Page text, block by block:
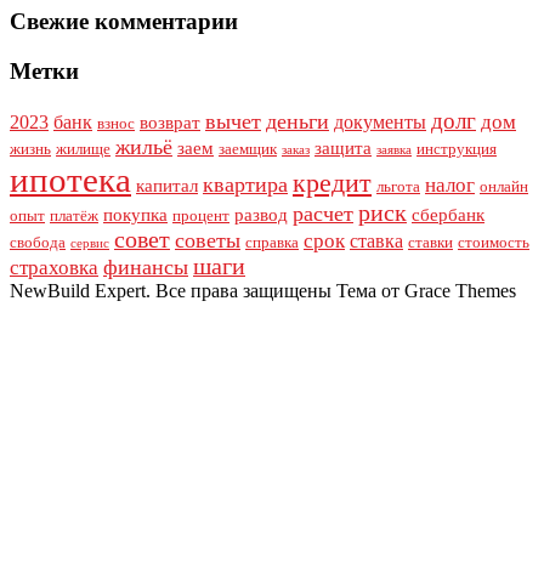
Свежие комментарии
Метки
2023 банк взнос возврат вычет деньги документы долг дом
жизнь жилище жильё заем заемщик заказ защита заявка инструкция
ипотека капитал квартира кредит льгота налог онлайн
опыт платёж покупка процент развод расчет риск сбербанк
свобода сервис совет советы справка срок ставка ставки стоимость
страховка финансы шаги
NewBuild Expert. Все права защищены Тема от Grace Themes